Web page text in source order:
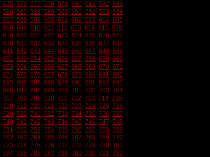
575 576 577 578 579 580 581 582 583
586 587 588 589 590 591 592 593 594
597 598 599 600 601 602 603 604 605
608 609 610 611 612 613 614 615 616
619 620 621 622 623 624 625 626 627
630 631 632 633 634 635 636 637 638
641 642 643 644 645 646 647 648 649
652 653 654 655 656 657 658 659 660
663 664 665 666 667 668 669 670 671
674 675 676 677 678 679 680 681 682
685 686 687 688 689 690 691 692 693
696 697 698 699 700 701 702 703 704
707 708 709 710 711 712 713 714 715
718 719 720 721 722 723 724 725 726
729 730 731 732 733 734 735 736 737
740 741 742 743 744 745 746 747 748
751 752 753 754 755 756 757 758 759
762 763 764 765 766 767 768 769 770
773 774 775 776 777 778 779 780 781
784 785 786 787 788 789 790 791 792